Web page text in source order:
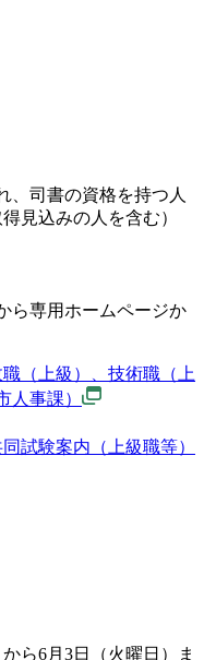
、司書の資格を持つ人
見込みの人を含む）
ら専用ホームページか
（上級）、技術職（上
人事課）
試験案内（上級職等）
ら6月3日（火曜日）ま